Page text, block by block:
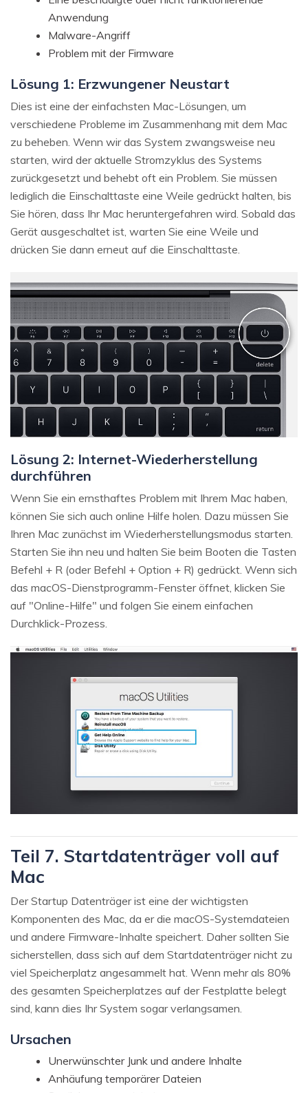
Anwendung
Malware-Angriff
Problem mit der Firmware
Lösung 1: Erzwungener Neustart
Dies ist eine der einfachsten Mac-Lösungen, um
verschiedene Probleme im Zusammenhang mit dem Mac
zu beheben. Wenn wir das System zwangsweise neu
starten, wird der aktuelle Stromzyklus des Systems
zurückgesetzt und behebt oft ein Problem. Sie müssen
lediglich die Einschalttaste eine Weile gedrückt halten, bis
Sie hören, dass Ihr Mac heruntergefahren wird. Sobald das
Gerät ausgeschaltet ist, warten Sie eine Weile und
drücken Sie dann erneut auf die Einschalttaste.
Lösung 2: Internet-Wiederherstellung
durchführen
Wenn Sie ein ernsthaftes Problem mit Ihrem Mac haben,
können Sie sich auch online Hilfe holen. Dazu müssen Sie
Ihren Mac zunächst im Wiederherstellungsmodus starten.
Starten Sie ihn neu und halten Sie beim Booten die Tasten
Befehl + R (oder Befehl + Option + R) gedrückt. Wenn sich
das macOS-Dienstprogramm-Fenster öffnet, klicken Sie
auf "Online-Hilfe" und folgen Sie einem einfachen
Durchklick-Prozess.
Teil 7. Startdatenträger voll auf
Mac
Der Startup Datenträger ist eine der wichtigsten
Komponenten des Mac, da er die macOS-Systemdateien
und andere Firmware-Inhalte speichert. Daher sollten Sie
sicherstellen, dass sich auf dem Startdatenträger nicht zu
viel Speicherplatz angesammelt hat. Wenn mehr als 80%
des gesamten Speicherplatzes auf der Festplatte belegt
sind, kann dies Ihr System sogar verlangsamen.
Ursachen
Unerwünschter Junk und andere Inhalte
Anhäufung temporärer Dateien